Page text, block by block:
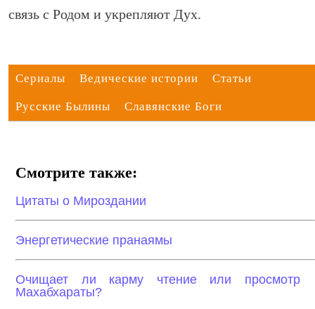
связь с Родом и укрепляют Дух.
Сериалы Ведические истории Статьи
Русские Былины Славянские Боги
Смотрите также:
Цитаты о Мироздании
Энергетические пранаямы
Очищает ли карму чтение или просмотр
Махабхараты?